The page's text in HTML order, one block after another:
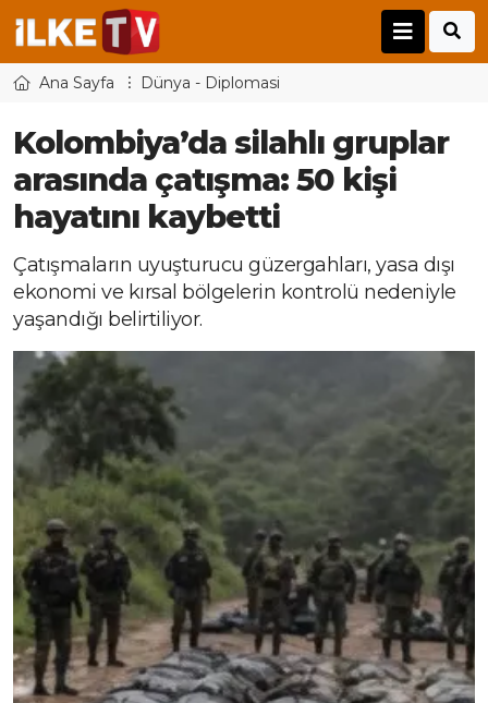
Ana Sayfa Dünya - Diplomasi
Kolombiya’da silahlı gruplar
arasında çatışma: 50 kişi
hayatını kaybetti
Çatışmaların uyuşturucu güzergahları, yasa dışı
ekonomi ve kırsal bölgelerin kontrolü nedeniyle
yaşandığı belirtiliyor.